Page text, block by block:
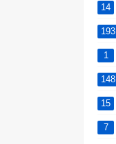
14
193
1
148
15
7